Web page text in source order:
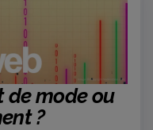
de mode ou
?